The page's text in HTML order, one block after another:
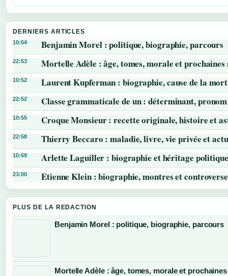
DERNIERS ARTICLES
10:54 Benjamin Morel : politique, biographie, parcours
22:53 Mortelle Adèle : âge, tomes, morale et prochaines
10:52 Laurent Kupferman : biographie, cause de la
22:52 Classe grammaticale de un : déterminant,
10:55 Croque Monsieur : recette originale, histoire et
22:58 Thierry Beccaro : maladie, livre, vie privée et
10:59 Arlette Laguiller : biographie et héritage politique
23:00 Etienne Klein : biographie, montres et
PLUS DE LA REDACTION
Benjamin Morel : politique, biographie, parcours
Mortelle Adèle : âge, tomes, morale et